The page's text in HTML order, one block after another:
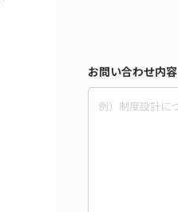
お問い合わせ内容